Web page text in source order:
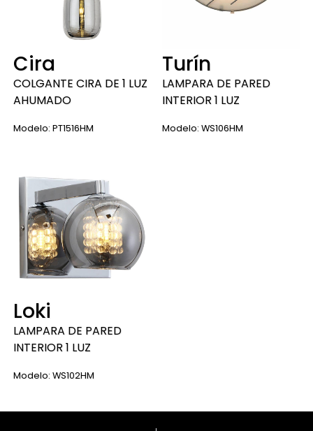
Cira
COLGANTE CIRA DE 1 LUZ
AHUMADO
Modelo: PT1516HM
Turín
LAMPARA DE PARED
INTERIOR 1 LUZ
Modelo: WS106HM
Loki
LAMPARA DE PARED
INTERIOR 1 LUZ
Modelo: WS102HM